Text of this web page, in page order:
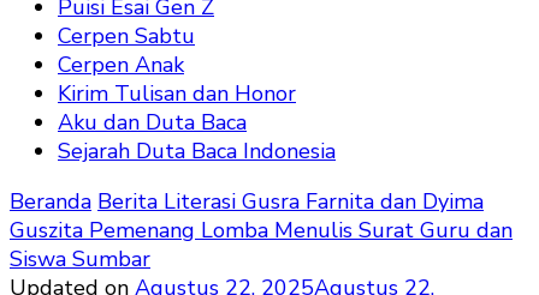
Puisi Esai Gen Z
Cerpen Sabtu
Cerpen Anak
Kirim Tulisan dan Honor
Aku dan Duta Baca
Sejarah Duta Baca Indonesia
Beranda Berita Literasi Gusra Farnita dan Dyima
Guszita Pemenang Lomba Menulis Surat Guru dan
Siswa Sumbar
Updated on Agustus 22, 2025Agustus 22,